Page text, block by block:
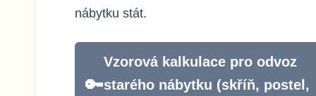
nábytku stát.
Vzorová kalkulace pro odvoz
starého nábytku (skříň, postel,